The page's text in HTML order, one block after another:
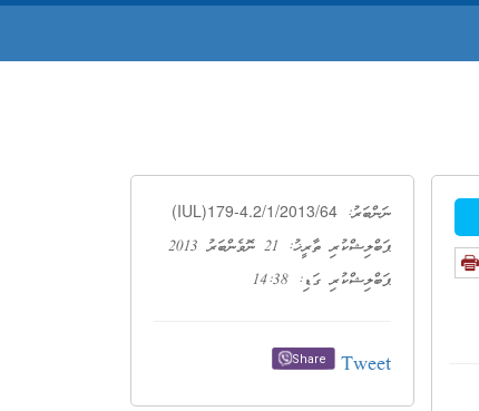
ނަންބަރު: (IUL)179-4.2/1/2013/64
ޕަބްލިޝްކުރި ތާރީޚު: 21 ނޮވެންބަރު 2013
ޕަބްލިޝްކުރި ގަޑި: 14:38
Tweet
Share